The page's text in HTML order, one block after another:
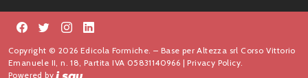
Copyright © 2026 Edicola Formiche. – Base per Altezza srl Corso Vittorio
Emanuele II, n. 18, Partita IVA 05831140966 |Privacy Policy.
Powered by